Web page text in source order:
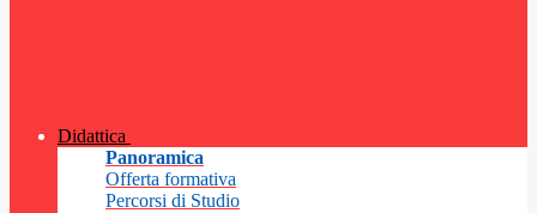
Didattica
Panoramica
Offerta formativa
Percorsi di Studio